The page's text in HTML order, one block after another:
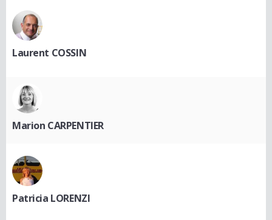
Laurent COSSIN
Marion CARPENTIER
Patricia LORENZI